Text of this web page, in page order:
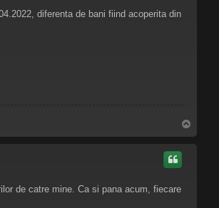
diferenta de bani fiind acoperita din
u
de catre mine. Ca si pana acum, fiecare